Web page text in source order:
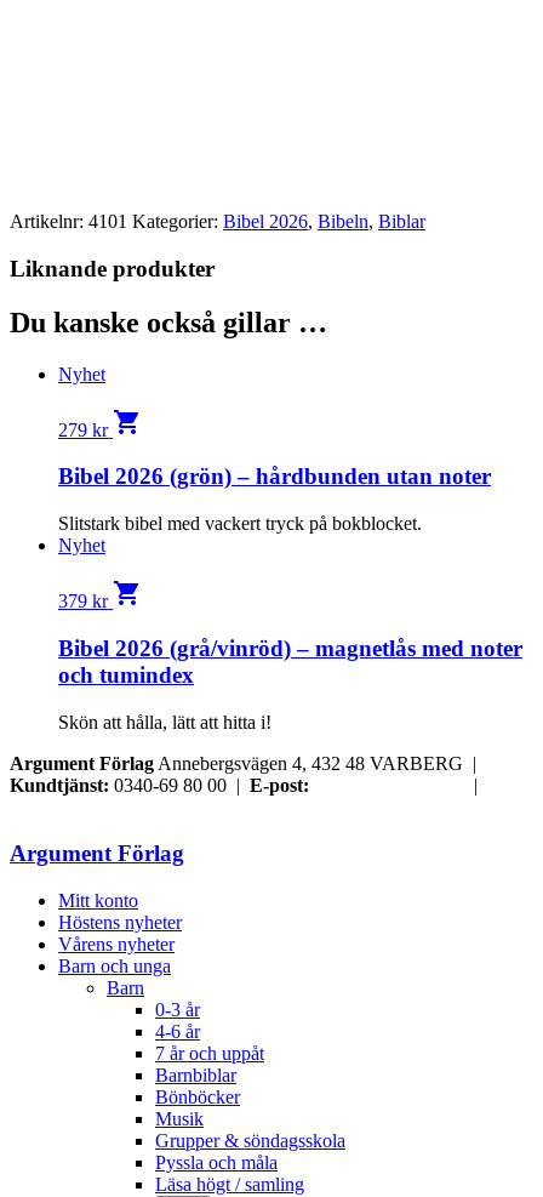
Artikelnr: 4101 Kategorier: Bibel 2026, Bibeln, Biblar
Liknande produkter
Du kanske också gillar …
Nyhet
279 kr shopping_cart
Bibel 2026 (grön) – hårdbunden utan noter
Slitstark bibel med vackert tryck på bokblocket.
Nyhet
379 kr shopping_cart
Bibel 2026 (grå/vinröd) – magnetlås med noter
och tumindex
Skön att hålla, lätt att hitta i!
Argument Förlag Annebergsvägen 4, 432 48 VARBERG |
Kundtjänst: 0340-69 80 00 | E-post:
|
Argument Förlag
Mitt konto
Höstens nyheter
Vårens nyheter
Barn och unga
Barn
0-3 år
4-6 år
7 år och uppåt
Barnbiblar
Bönböcker
Musik
Grupper & söndagsskola
Pyssla och måla
Läsa högt / samling